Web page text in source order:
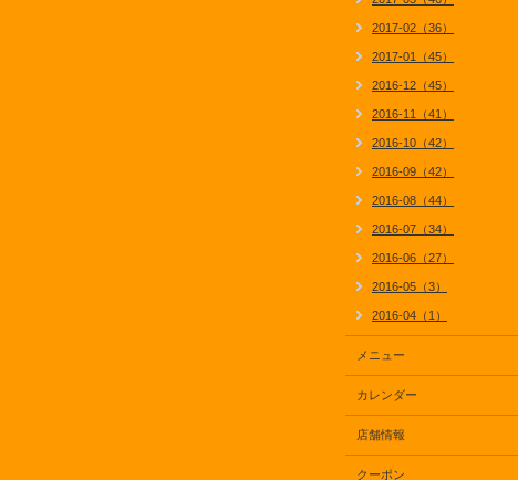
2017-02（36）
2017-01（45）
2016-12（45）
2016-11（41）
2016-10（42）
2016-09（42）
2016-08（44）
2016-07（34）
2016-06（27）
2016-05（3）
2016-04（1）
メニュー
カレンダー
店舗情報
クーポン